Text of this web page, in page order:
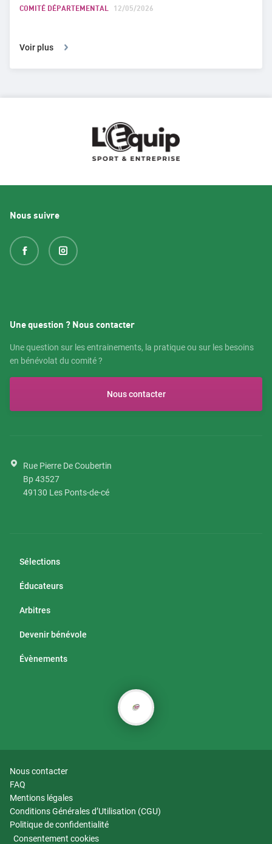
Voir plus
COMITÉ DÉPARTEMENTAL 12/05/2026
Nous suivre
Une question ? Nous contacter
Une question sur les entrainements, la pratique ou sur les besoins
en bénévolat du comité ?
Nous contacter
Rue Pierre De Coubertin
Bp 43527
49130 Les Ponts-de-cé
Sélections
Éducateurs
Arbitres
Devenir bénévole
Évènements
Nous contacter
FAQ
Mentions légales
Conditions Générales d’Utilisation (CGU)
Politique de confidentialité
Consentement cookies